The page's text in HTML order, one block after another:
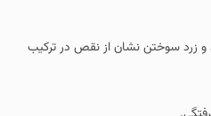
و زرد سوختن نشان از نقص در ترکیب